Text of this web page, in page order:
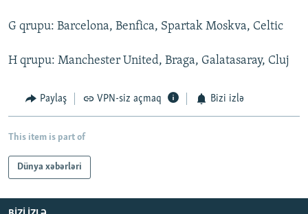
G qrupu: Barcelona, Benfica, Spartak Moskva, Celtic
H qrupu: Manchester United, Braga, Galatasaray, Cluj
Paylaş VPN-siz açmaq Bizi izlə
This item is part of
Dünya xəbərləri